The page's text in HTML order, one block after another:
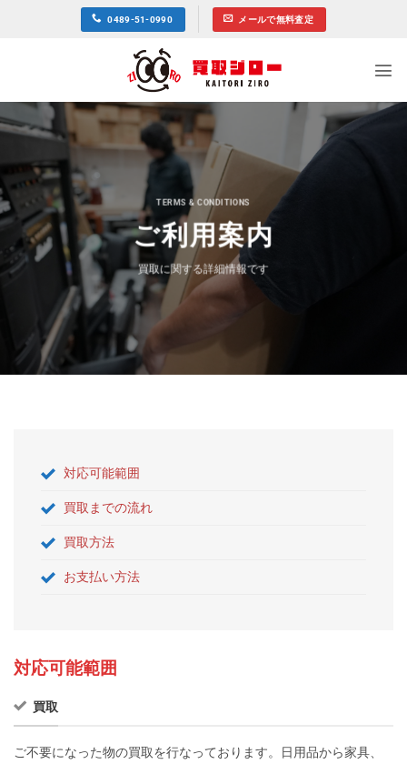
0489-51-0990 メールで無料査定
TERMS & CONDITIONS
ご利用案内
買取に関する詳細情報です
対応可能範囲
買取までの流れ
買取方法
お支払い方法
対応可能範囲
買取
ご不要になった物の買取を行なっております。日用品から家具、